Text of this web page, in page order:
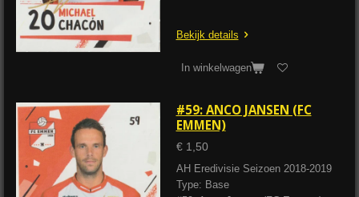
Bekijk details
In winkelwagen
#59: ANCO JANSEN (FC
EMMEN)
€ 1,50
AH Eredivisie Seizoen 2018-2019
Type: Base